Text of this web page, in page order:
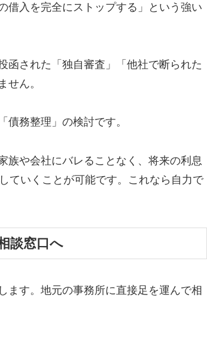
借入を完全にストップする」という強い
函された「独自審査」「他社で断られた
せん。
務整理」の検討です。
族や会社にバレることなく、将来の利息
ていくことが可能です。これなら自力で
談窓口へ
ます。地元の事務所に直接足を運んで相